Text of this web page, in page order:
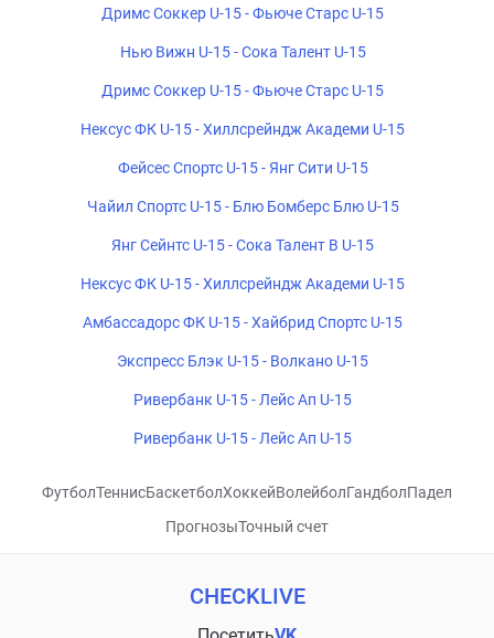
Дримс Соккер U-15 - Фьюче Старс U-15
Нью Вижн U-15 - Сока Талент U-15
Дримс Соккер U-15 - Фьюче Старс U-15
Нексус ФК U-15 - Хиллсрейндж Академи U-15
Фейсес Спортс U-15 - Янг Сити U-15
Чайил Спортс U-15 - Блю Бомберс Блю U-15
Янг Сейнтс U-15 - Сока Талент B U-15
Нексус ФК U-15 - Хиллсрейндж Академи U-15
Амбассадорс ФК U-15 - Хайбрид Спортс U-15
Экспресс Блэк U-15 - Волкано U-15
Ривербанк U-15 - Лейс Ап U-15
Ривербанк U-15 - Лейс Ап U-15
ФутболТеннисБаскетболХоккейВолейболГандболПадел
ПрогнозыТочный счет
CHECKLIVE